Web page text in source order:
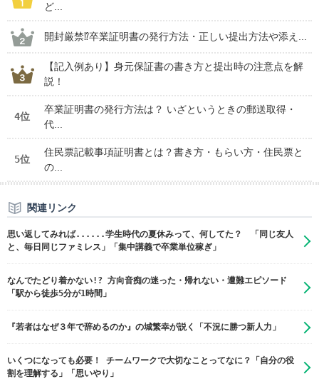
ど...
開封厳禁⁉卒業証明書の発行方法・正しい提出方法や添え...
【記入例あり】身元保証書の書き方と提出時の注意点を解
説！
4位
卒業証明書の発行方法は？ いざというときの郵送取得・
代...
5位
住民票記載事項証明書とは？書き方・もらい方・住民票と
の...
関連リンク
思い返してみれば......学生時代の夏休みって、何してた？ 「同じ友人
と、毎日同じファミレス」「集中講義で卒業単位稼ぎ」
なんでたどり着かない!? 方向音痴の迷った・帰れない・遭難エピソード
「駅から徒歩5分が1時間」
『若者はなぜ３年で辞めるのか』の城繁幸が説く「不況に勝つ新人力」
いくつになっても必要！ チームワークで大切なことってなに？「自分の役
割を理解する」「思いやり」